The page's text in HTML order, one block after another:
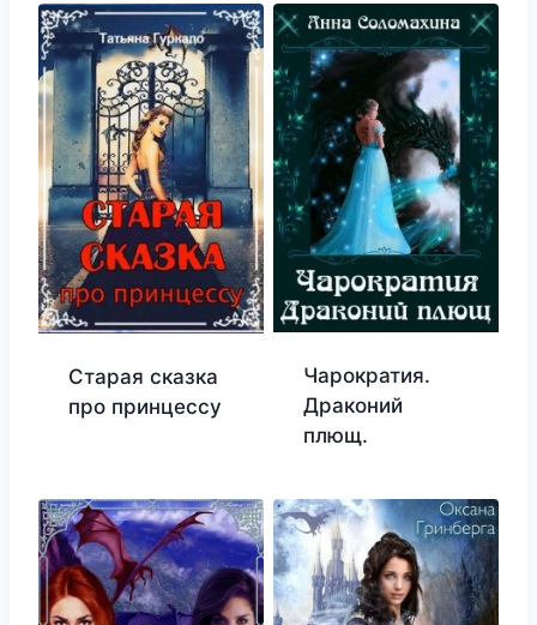
Старая сказка
про принцессу
Чарократия.
Драконий
плющ.